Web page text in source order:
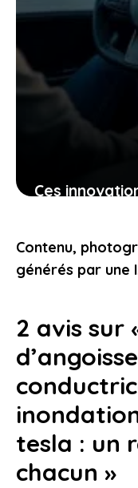
Ces
votre
25 janvier 2026
Contenu,
générés par une
2 avis sur
tesla : un
chacun »